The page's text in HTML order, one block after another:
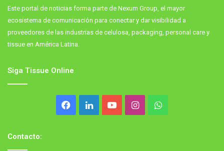
Este portal de noticias forma parte de Nexum Group, el mayor
ecosistema de comunicación para conectar y dar visibilidad a
proveedores de las industrias de celulosa, packaging, personal care y
tissue en América Latina.
Siga Tissue Online
Facebook
LinkedInYouTubeInstagramWhatsApp
Contacto: